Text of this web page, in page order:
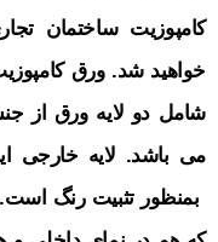
کامپوزیت ساختمان
خواهید شد. ورق
شامل دو لایه ورق از
می باشد. لایه خارجی
بمنظور تثبیت رنگ است.